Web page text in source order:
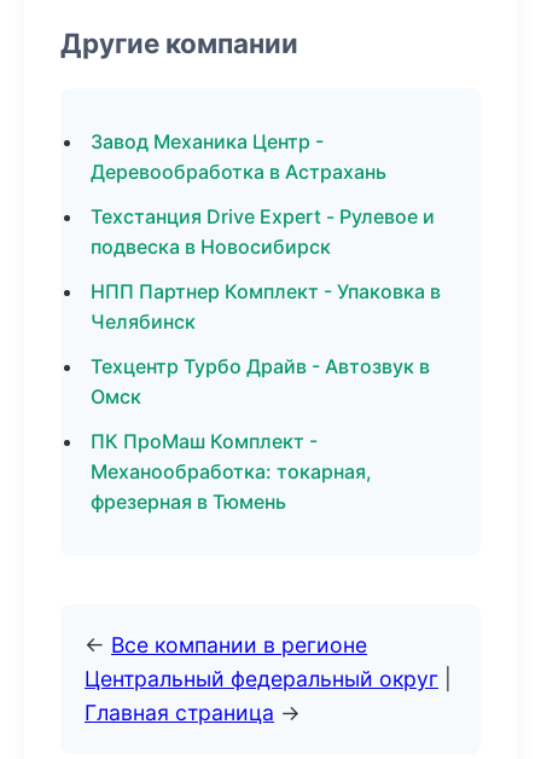
Другие компании
Завод Механика Центр -
Деревообработка в Астрахань
Техстанция Drive Expert - Рулевое и
подвеска в Новосибирск
НПП Партнер Комплект - Упаковка в
Челябинск
Техцентр Турбо Драйв - Автозвук в
Омск
ПК ПроМаш Комплект -
Механообработка: токарная,
фрезерная в Тюмень
← Все компании в регионе
Центральный федеральный округ
Главная страница →